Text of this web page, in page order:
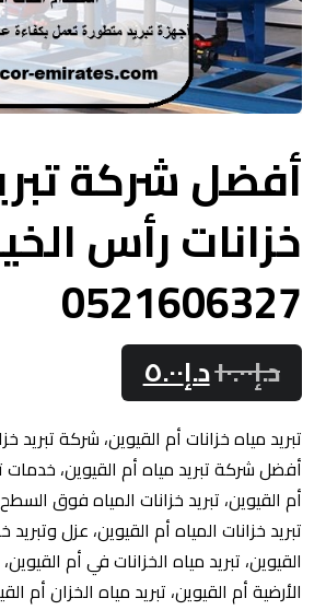
أفضل شركة
خزانات رأس
0521606327
د.إ١٠.٠٠د.إ٥.٠٠
تبريد مياه خزانات أم القيوين، شركة تبريد
أفضل شركة تبريد مياه أم القيوين، خدمات
أم القيوين، تبريد خزانات المياه فوق
تبريد خزانات المياه أم القيوين، عزل وتبريد
القيوين، تبريد مياه الخزانات في أم القيوين،
الأرضية أم القيوين، تبريد مياه الخزان أم